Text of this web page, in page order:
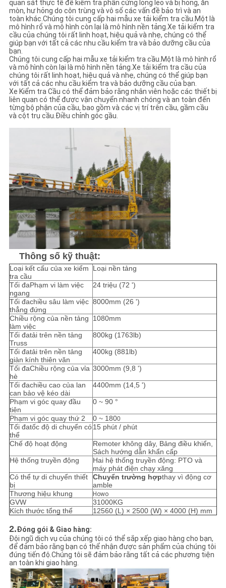
quan sát thực tế để kiểm tra phần cứng lỏng lẻo và bị hỏng, ăn
mòn, hư hỏng do côn trùng và vô số các vấn đề bảo trì và an
toàn khác.Chúng tôi cung cấp hai mẫu xe tải kiểm tra cầu.Một là
mô hình rổ và mô hình còn lại là mô hình nền tảng.Xe tải kiểm tra
cầu của chúng tôi rất linh hoạt, hiệu quả và nhẹ, chúng có thể
giúp bạn với tất cả các nhu cầu kiểm tra và bảo dưỡng cầu của
bạn.
Chúng tôi cung cấp hai mẫu xe tải kiểm tra cầu.Một là mô hình rổ
và mô hình còn lại là mô hình nền tảng.Xe tải kiểm tra cầu của
chúng tôi rất linh hoạt, hiệu quả và nhẹ, chúng có thể giúp bạn
với tất cả các nhu cầu kiểm tra và bảo dưỡng cầu của bạn.
Xe Kiểm tra Cầu có thể đảm bảo rằng nhân viên hoặc các thiết bị
liên quan có thể được vận chuyển nhanh chóng và an toàn đến
từng bộ phận của cầu, bao gồm và các vị trí trên cầu, gầm cầu
và cột trụ cầu.Điều chỉnh góc gầu.
Thông số kỹ thuật:
Loại kết cấu của xe kiểm
tra cầu
Loại nền tảng
Tối đaPhạm vi làm việc
ngang
24 triệu (72 ')
Tối đachiều sâu làm việc
thẳng đứng
8000mm (26 ')
Chiều rộng của nền tảng
làm việc
1080mm
Tối đatải trên nền tảng
Truss
800kg (1763lb)
Tối đatải trên nền tảng
giàn kính thiên văn
400kg (881lb)
Tối đaChiều rộng của vỉa
hè
3000mm (9,8 ')
Tối đachiều cao của lan
can bảo vệ kéo dài
4400mm (14,5 ')
Phạm vi góc quay đầu
tiên
0 ~ 90 °
Phạm vi góc quay thứ 2 0 ~ 1800
Tối đatốc độ di chuyển có
thể
15 phút / phút
Chế độ hoạt động
Remoter không dây, Bảng điều khiển,
Sách hướng dẫn khẩn cấp
Hệ thống truyền động
Hai hệ thống truyền động: PTO và
máy phát điện chạy xăng
Có thể tự di chuyển thiết
bị
Chuyển trường hợpthay vì động cơ
amble
Thương hiệu khung
Howo
GVW
31000KG
Kích thước tổng thể
12560 (L) × 2500 (W) × 4000 (H) mm
2.Đóng gói & Giao hàng:
Đội ngũ dịch vụ của chúng tôi có thể sắp xếp giao hàng cho bạn,
để đảm bảo rằng bạn có thể nhận được sản phẩm của chúng tôi
đúng tiến độ.Chúng tôi sẽ đảm bảo rằng tất cả các phương tiện
an toàn khi giao hàng.